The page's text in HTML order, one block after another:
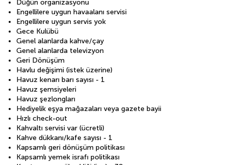
Düğün organizasyonu
Engellilere uygun havaalanı servisi
Engellilere uygun servis yok
Gece Kulübü
Genel alanlarda kahve/çay
Genel alanlarda televizyon
Geri Dönüşüm
Havlu değişimi (istek üzerine)
Havuz kenarı barı sayısı - 1
Havuz şemsiyeleri
Havuz şezlongları
Hediyelik eşya mağazaları veya gazete bayii
Hızlı check-out
Kahvaltı servisi var (ücretli)
Kahve dükkanı/kafe sayısı - 1
Kapsamlı geri dönüşüm politikası
Kapsamlı yemek israfı politikası